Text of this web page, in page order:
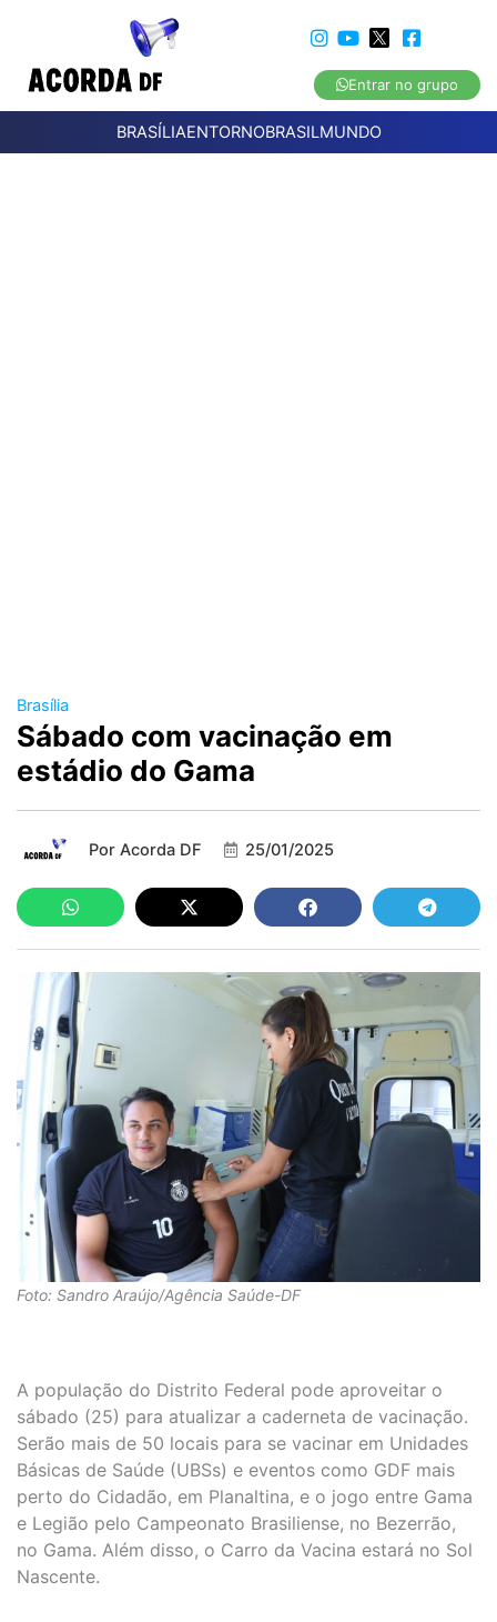
Entrar no grupo
BRASÍLIAENTORNOBRASILMUNDO
Brasília
Sábado com vacinação em
estádio do Gama
Por Acorda DF 25/01/2025
Foto: Sandro Araújo/Agência Saúde-DF
A população do Distrito Federal pode aproveitar o
sábado (25) para atualizar a caderneta de vacinação.
Serão mais de 50 locais para se vacinar em Unidades
Básicas de Saúde (UBSs) e eventos como GDF mais
perto do Cidadão, em Planaltina, e o jogo entre Gama
e Legião pelo Campeonato Brasiliense, no Bezerrão,
no Gama. Além disso, o Carro da Vacina estará no Sol
Nascente.